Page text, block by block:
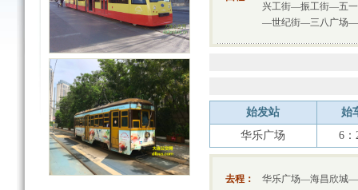
兴工街—振工街—五
—世纪街—三八广场
始发站
始
华乐广场
6：
去程： 华乐广场—海昌欣城